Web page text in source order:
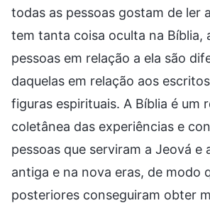
todas as pessoas gostam de ler
tem tanta coisa oculta na Bíblia,
pessoas em relação a ela são
daquelas em relação aos
figuras espirituais. A Bíblia é um
coletânea das experiências e
pessoas que serviram a Jeová e
antiga e na nova eras, de modo
posteriores conseguiram obter